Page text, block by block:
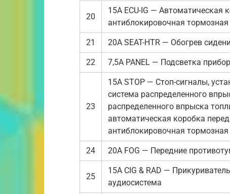
20
15A ECU-IG — Автоматическая
антиблокировочная тормозная
21 20A SEAT-HTR — Обогрев
22 7,5A PANEL — Подсветка
23
15A STOP — Стоп-сигналы,
система распределенного
распределенного впрыска
автоматическая коробка
антиблокировочная тормозная
24 20A FOG — Передние
25
15A CIG & RAD —
аудиосистема